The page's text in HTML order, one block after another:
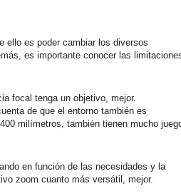
ello es poder cambiar los diversos
es importante conocer las
focal tenga un objetivo, mejor.
de que el entorno también es
milímetros, también tienen mucho
en función de las necesidades y la
zoom cuanto más versátil, mejor.